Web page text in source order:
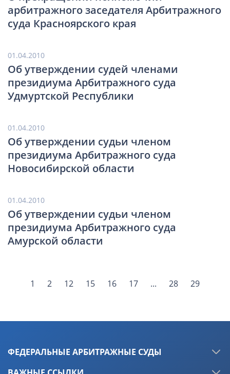
арбитражного заседателя Арбитражного
суда Красноярского края
01.04.2010
Об утверждении судей членами
президиума Арбитражного суда
Удмуртской Республики
01.04.2010
Об утверждении судьи членом
президиума Арбитражного суда
Новосибирской области
01.04.2010
Об утверждении судьи членом
президиума Арбитражного суда
Амурской области
1 2 12 15 16 17 ... 28 29
ФЕДЕРАЛЬНЫЕ АРБИТРАЖНЫЕ СУДЫ